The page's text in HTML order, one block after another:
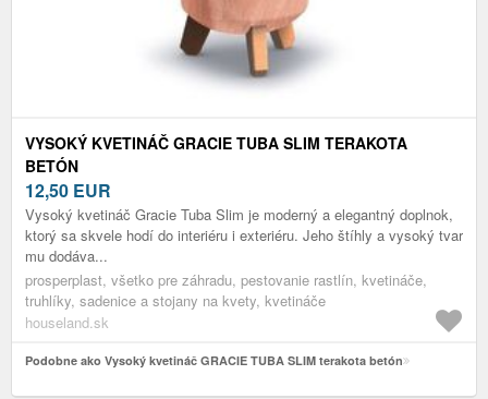
VYSOKÝ KVETINÁČ GRACIE TUBA SLIM TERAKOTA
BETÓN
12,50 EUR
Vysoký kvetináč Gracie Tuba Slim je moderný a elegantný doplnok,
ktorý sa skvele hodí do interiéru i exteriéru. Jeho štíhly a vysoký tvar
mu dodáva...
prosperplast, všetko pre záhradu, pestovanie rastlín, kvetináče,
truhlíky, sadenice a stojany na kvety, kvetináče
houseland.sk
Podobne ako Vysoký kvetináč GRACIE TUBA SLIM terakota betón